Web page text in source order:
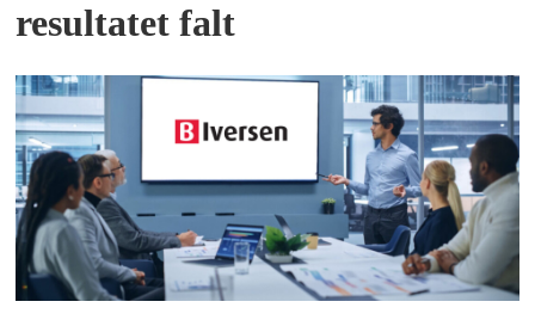
resultatet falt